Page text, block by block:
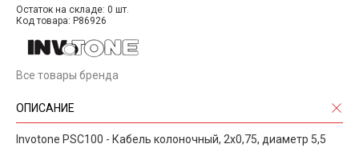
Остаток на складе: 0 шт.
Код товара: P86926
Все товары бренда
ОПИСАНИЕ
Invotone PSC100 - Кабель колоночный, 2х0,75, диаметр 5,5